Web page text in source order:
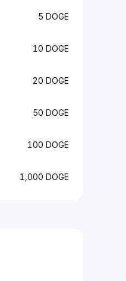
5 DOGE
10 DOGE
20 DOGE
50 DOGE
100 DOGE
1,000 DOGE